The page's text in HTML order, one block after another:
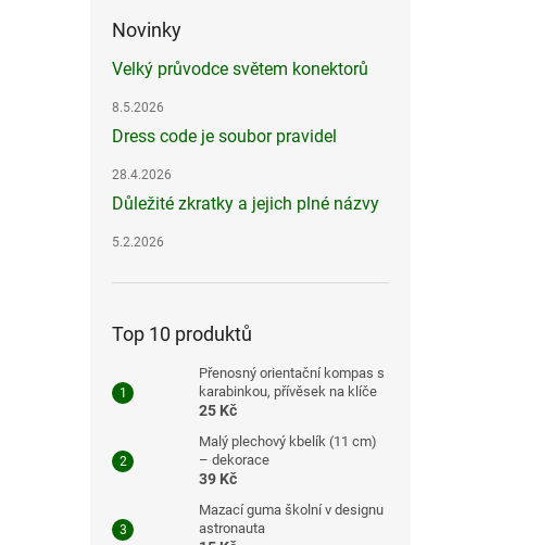
Novinky
Velký průvodce světem konektorů
8.5.2026
Dress code je soubor pravidel
28.4.2026
Důležité zkratky a jejich plné názvy
5.2.2026
Top 10 produktů
Přenosný orientační kompas s
karabinkou, přívěsek na klíče
25 Kč
Malý plechový kbelík (11 cm)
– dekorace
39 Kč
Mazací guma školní v designu
astronauta